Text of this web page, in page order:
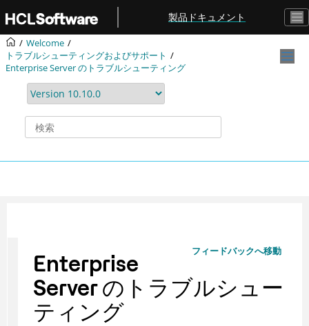
メインコンテンツにジャンプ
製品ドキュメント
Welcome
トラブルシューティングおよびサポート
Enterprise Server のトラブルシューティング
フィードバックへ移動
Enterprise
Server のトラブルシュー
ティング